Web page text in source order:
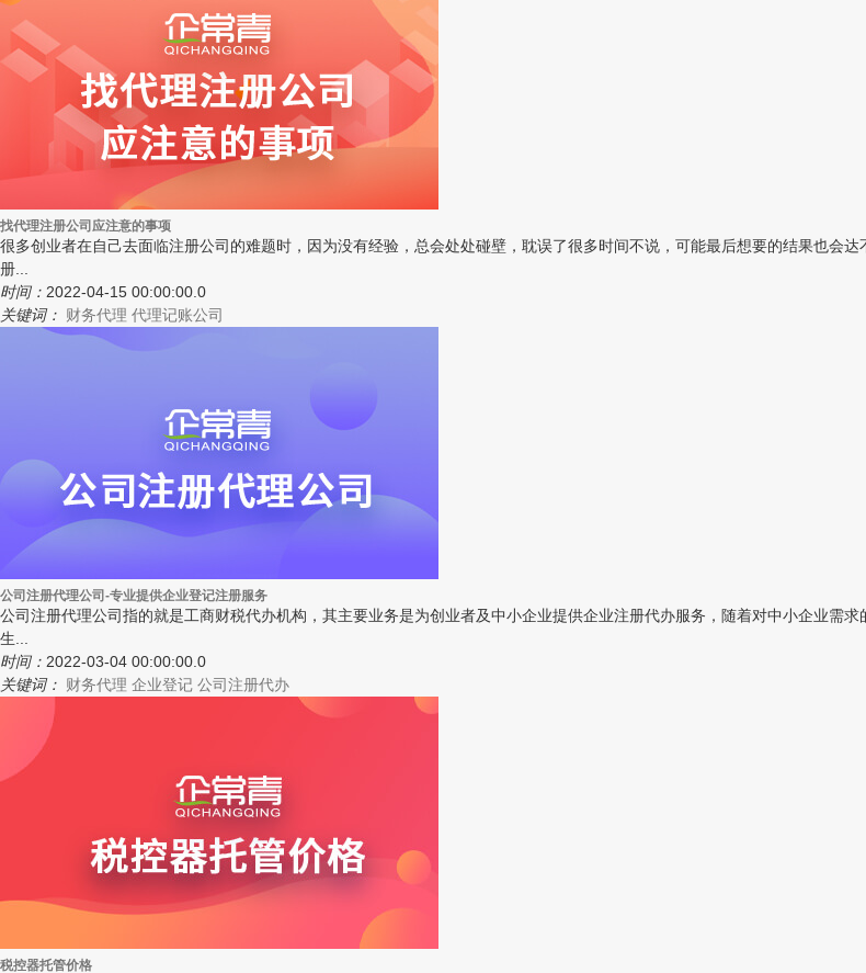
找代理注册公司应注意的事项
很多创业者在自己去面临注册公司的难题时，因为没有经验，总会处处碰壁，耽误了很多时间不说，可能最后想要的结果也会
册...
时间： 2022-04-15 00:00:00.0
关键词： 财务代理 代理记账公司
公司注册代理公司-专业提供企业登记注册服务
公司注册代理公司指的就是工商财税代办机构，其主要业务是为创业者及中小企业提供企业注册代办服务，随着对中小企业需
生...
时间： 2022-03-04 00:00:00.0
关键词： 财务代理 企业登记 公司注册代办
税控器托管价格